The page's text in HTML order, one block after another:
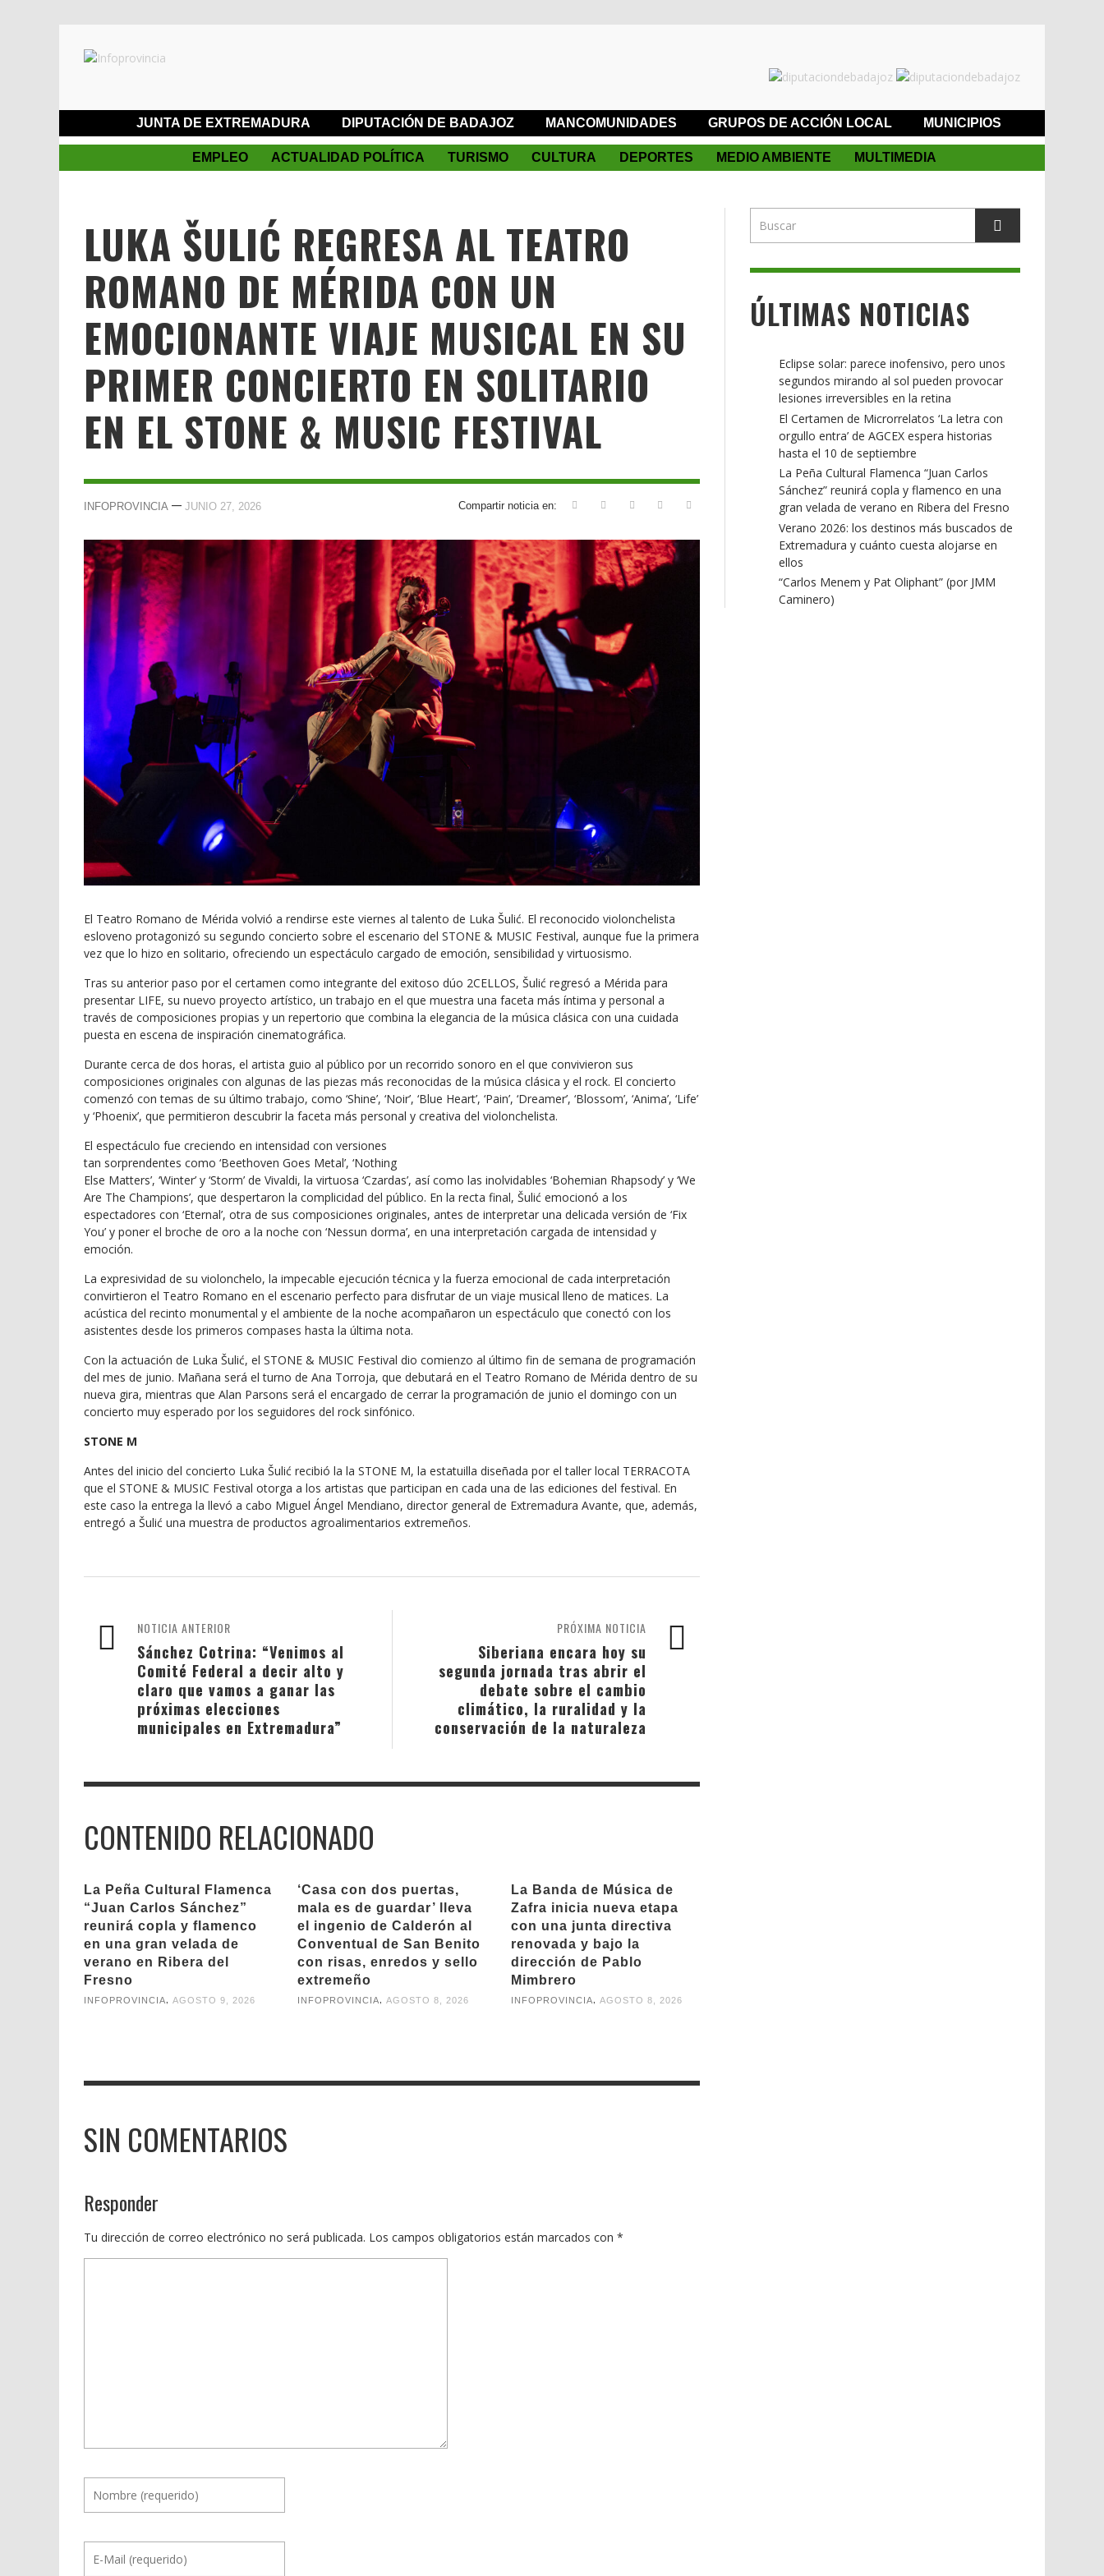
JUNTA DE EXTREMADURA DIPUTACIÓN DE BADAJOZ MANCOMUNIDADES GRUPOS DE ACCIÓN LOCAL MUNICIPIOS
EMPLEO ACTUALIDAD POLÍTICA TURISMO CULTURA DEPORTES MEDIO AMBIENTE MULTIMEDIA
LUKA ŠULIĆ REGRESA AL TEATRO
ROMANO DE MÉRIDA CON UN
EMOCIONANTE VIAJE MUSICAL EN SU
PRIMER CONCIERTO EN SOLITARIO
EN EL STONE & MUSIC FESTIVAL
Compartir noticia en:
INFOPROVINCIA — JUNIO 27, 2026
El Teatro Romano de Mérida volvió a rendirse este viernes al talento de Luka Šulić. El reconocido violonchelista
esloveno protagonizó su segundo concierto sobre el escenario del STONE & MUSIC Festival, aunque fue la primera
vez que lo hizo en solitario, ofreciendo un espectáculo cargado de emoción, sensibilidad y virtuosismo.
Tras su anterior paso por el certamen como integrante del exitoso dúo 2CELLOS, Šulić regresó a Mérida para
presentar LIFE, su nuevo proyecto artístico, un trabajo en el que muestra una faceta más íntima y personal a
través de composiciones propias y un repertorio que combina la elegancia de la música clásica con una cuidada
puesta en escena de inspiración cinematográfica.
Durante cerca de dos horas, el artista guio al público por un recorrido sonoro en el que convivieron sus
composiciones originales con algunas de las piezas más reconocidas de la música clásica y el rock. El concierto
comenzó con temas de su último trabajo, como ‘Shine’, ‘Noir’, ‘Blue Heart’, ‘Pain’, ‘Dreamer’, ‘Blossom’, ‘Anima’, ‘Life’
y ‘Phoenix’, que permitieron descubrir la faceta más personal y creativa del violonchelista.
El espectáculo fue creciendo en intensidad con versiones
tan sorprendentes como ‘Beethoven Goes Metal’, ‘Nothing
Else Matters’, ‘Winter’ y ‘Storm’ de Vivaldi, la virtuosa ‘Czardas’, así como las inolvidables ‘Bohemian Rhapsody’ y ‘We
Are The Champions’, que despertaron la complicidad del público. En la recta final, Šulić emocionó a los
espectadores con ‘Eternal’, otra de sus composiciones originales, antes de interpretar una delicada versión de ‘Fix
You’ y poner el broche de oro a la noche con ‘Nessun dorma’, en una interpretación cargada de intensidad y
emoción.
La expresividad de su violonchelo, la impecable ejecución técnica y la fuerza emocional de cada interpretación
convirtieron el Teatro Romano en el escenario perfecto para disfrutar de un viaje musical lleno de matices. La
acústica del recinto monumental y el ambiente de la noche acompañaron un espectáculo que conectó con los
asistentes desde los primeros compases hasta la última nota.
Con la actuación de Luka Šulić, el STONE & MUSIC Festival dio comienzo al último fin de semana de programación
del mes de junio. Mañana será el turno de Ana Torroja, que debutará en el Teatro Romano de Mérida dentro de su
nueva gira, mientras que Alan Parsons será el encargado de cerrar la programación de junio el domingo con un
concierto muy esperado por los seguidores del rock sinfónico.
STONE M
Antes del inicio del concierto Luka Šulić recibió la la STONE M, la estatuilla diseñada por el taller local TERRACOTA
que el STONE & MUSIC Festival otorga a los artistas que participan en cada una de las ediciones del festival. En
este caso la entrega la llevó a cabo Miguel Ángel Mendiano, director general de Extremadura Avante, que, además,
entregó a Šulić una muestra de productos agroalimentarios extremeños.
PRÓXIMA NOTICIA
Siberiana encara hoy su
segunda jornada tras abrir el
debate sobre el cambio
climático, la ruralidad y la
conservación de la naturaleza
NOTICIA ANTERIOR
Sánchez Cotrina: “Venimos al
Comité Federal a decir alto y
claro que vamos a ganar las
próximas elecciones
municipales en Extremadura”
CONTENIDO RELACIONADO
La Peña Cultural Flamenca
“Juan Carlos Sánchez”
reunirá copla y flamenco
en una gran velada de
verano en Ribera del
Fresno
INFOPROVINCIA, AGOSTO 9, 2026
‘Casa con dos puertas,
mala es de guardar’ lleva
el ingenio de Calderón al
Conventual de San Benito
con risas, enredos y sello
extremeño
INFOPROVINCIA, AGOSTO 8, 2026
La Banda de Música de
Zafra inicia nueva etapa
con una junta directiva
renovada y bajo la
dirección de Pablo
Mimbrero
INFOPROVINCIA, AGOSTO 8, 2026
SIN COMENTARIOS
Responder
Tu dirección de correo electrónico no será publicada. Los campos obligatorios están marcados con *
ÚLTIMAS NOTICIAS
Eclipse solar: parece inofensivo, pero unos
segundos mirando al sol pueden provocar
lesiones irreversibles en la retina
El Certamen de Microrrelatos ‘La letra con
orgullo entra’ de AGCEX espera historias
hasta el 10 de septiembre
La Peña Cultural Flamenca “Juan Carlos
Sánchez” reunirá copla y flamenco en una
gran velada de verano en Ribera del Fresno
Verano 2026: los destinos más buscados de
Extremadura y cuánto cuesta alojarse en
ellos
“Carlos Menem y Pat Oliphant” (por JMM
Caminero)